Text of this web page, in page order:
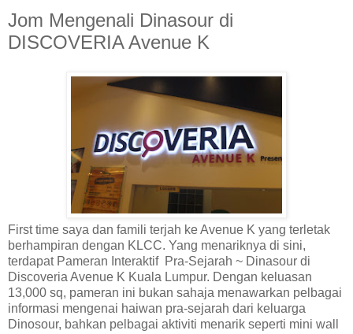
Jom Mengenali Dinasour di
DISCOVERIA Avenue K
First time saya dan famili terjah ke Avenue K yang terletak
berhampiran dengan KLCC. Yang menariknya di sini,
terdapat Pameran Interaktif Pra-Sejarah ~ Dinasour di
Discoveria Avenue K Kuala Lumpur. Dengan keluasan
13,000 sq, pameran ini bukan sahaja menawarkan pelbagai
informasi mengenai haiwan pra-sejarah dari keluarga
Dinosour, bahkan pelbagai aktiviti menarik seperti mini wall